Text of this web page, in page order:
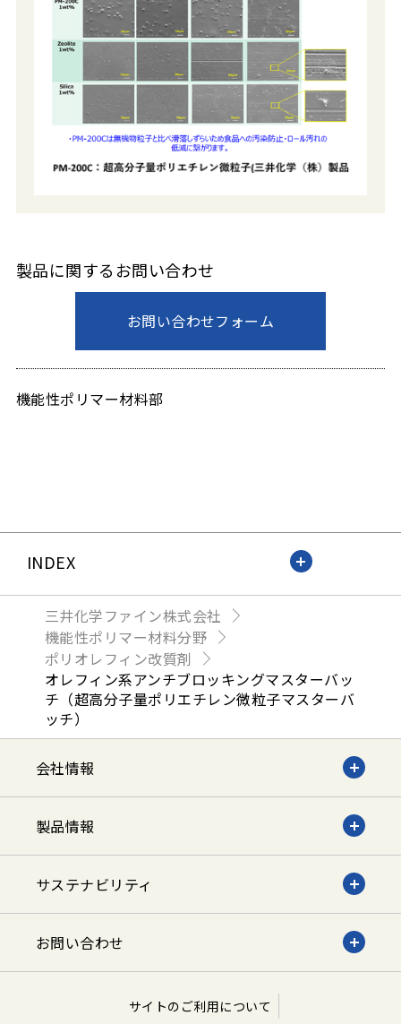
製品に関するお問い合わせ
お問い合わせフォーム
機能性ポリマー材料部
INDEX
三井化学ファイン株式会社
機能性ポリマー材料分野
ポリオレフィン改質剤
オレフィン系アンチブロッキングマスターバッ
チ（超高分子量ポリエチレン微粒子マスターバ
ッチ）
会社情報
製品情報
サステナビリティ
お問い合わせ
サイトのご利用について